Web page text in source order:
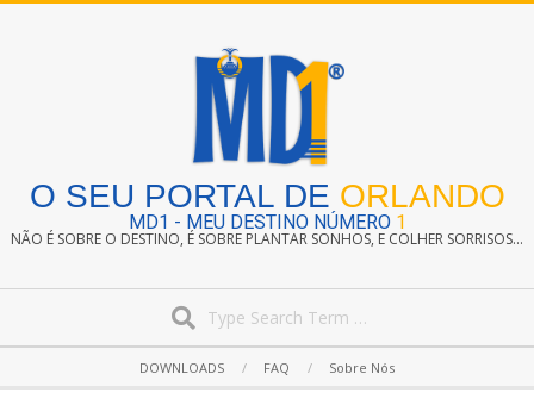
O SEU PORTAL DE ORLANDO
MD1 - MEU DESTINO NÚMERO 1
NÃO É SOBRE O DESTINO, É SOBRE PLANTAR SONHOS, E COLHER SORRISOS...
Navigation
DOWNLOADS FAQ Sobre Nós